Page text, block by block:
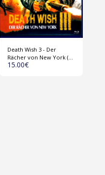
Death Wish 3 - Der
Rächer von New York (
Blu-ray )
15.00€